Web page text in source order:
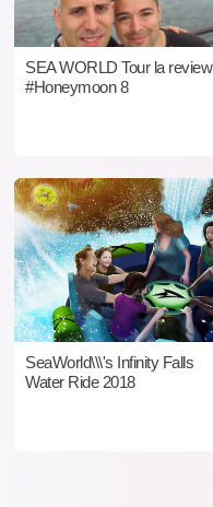
SEA WORLD Tour la review
#Honeymoon 8
SeaWorld\\\'s Infinity Falls
Water Ride 2018